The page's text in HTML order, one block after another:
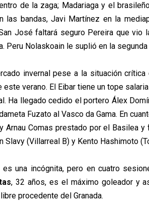
de la zaga; Madariaga y el
las bandas, Javi Martínez en la
José faltará seguro Pereira que vio
Peru Nolaskoain le suplió en la segunda
invernal pese a la situación
verano. El Eibar tiene un tope
Ha llegado cedido el portero Álex
Fuzato al Vasco da Gama. En
Arnau Comas prestado por el Basilea
Slavy (Villarreal B) y Kento Hashimoto
una incógnita, pero en cuatro
, 32 años, es el máximo goleador y
procedente del Granada.